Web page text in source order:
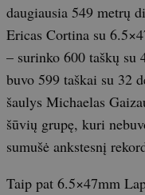
daugiausia 549 metrų
Ericas Cortina su
– surinko 600 taškų su
buvo 599 taškai su 32
šaulys Michaelas
šūvių grupę, kuri
sumušė ankstesnį
Taip pat 6.5×47mm